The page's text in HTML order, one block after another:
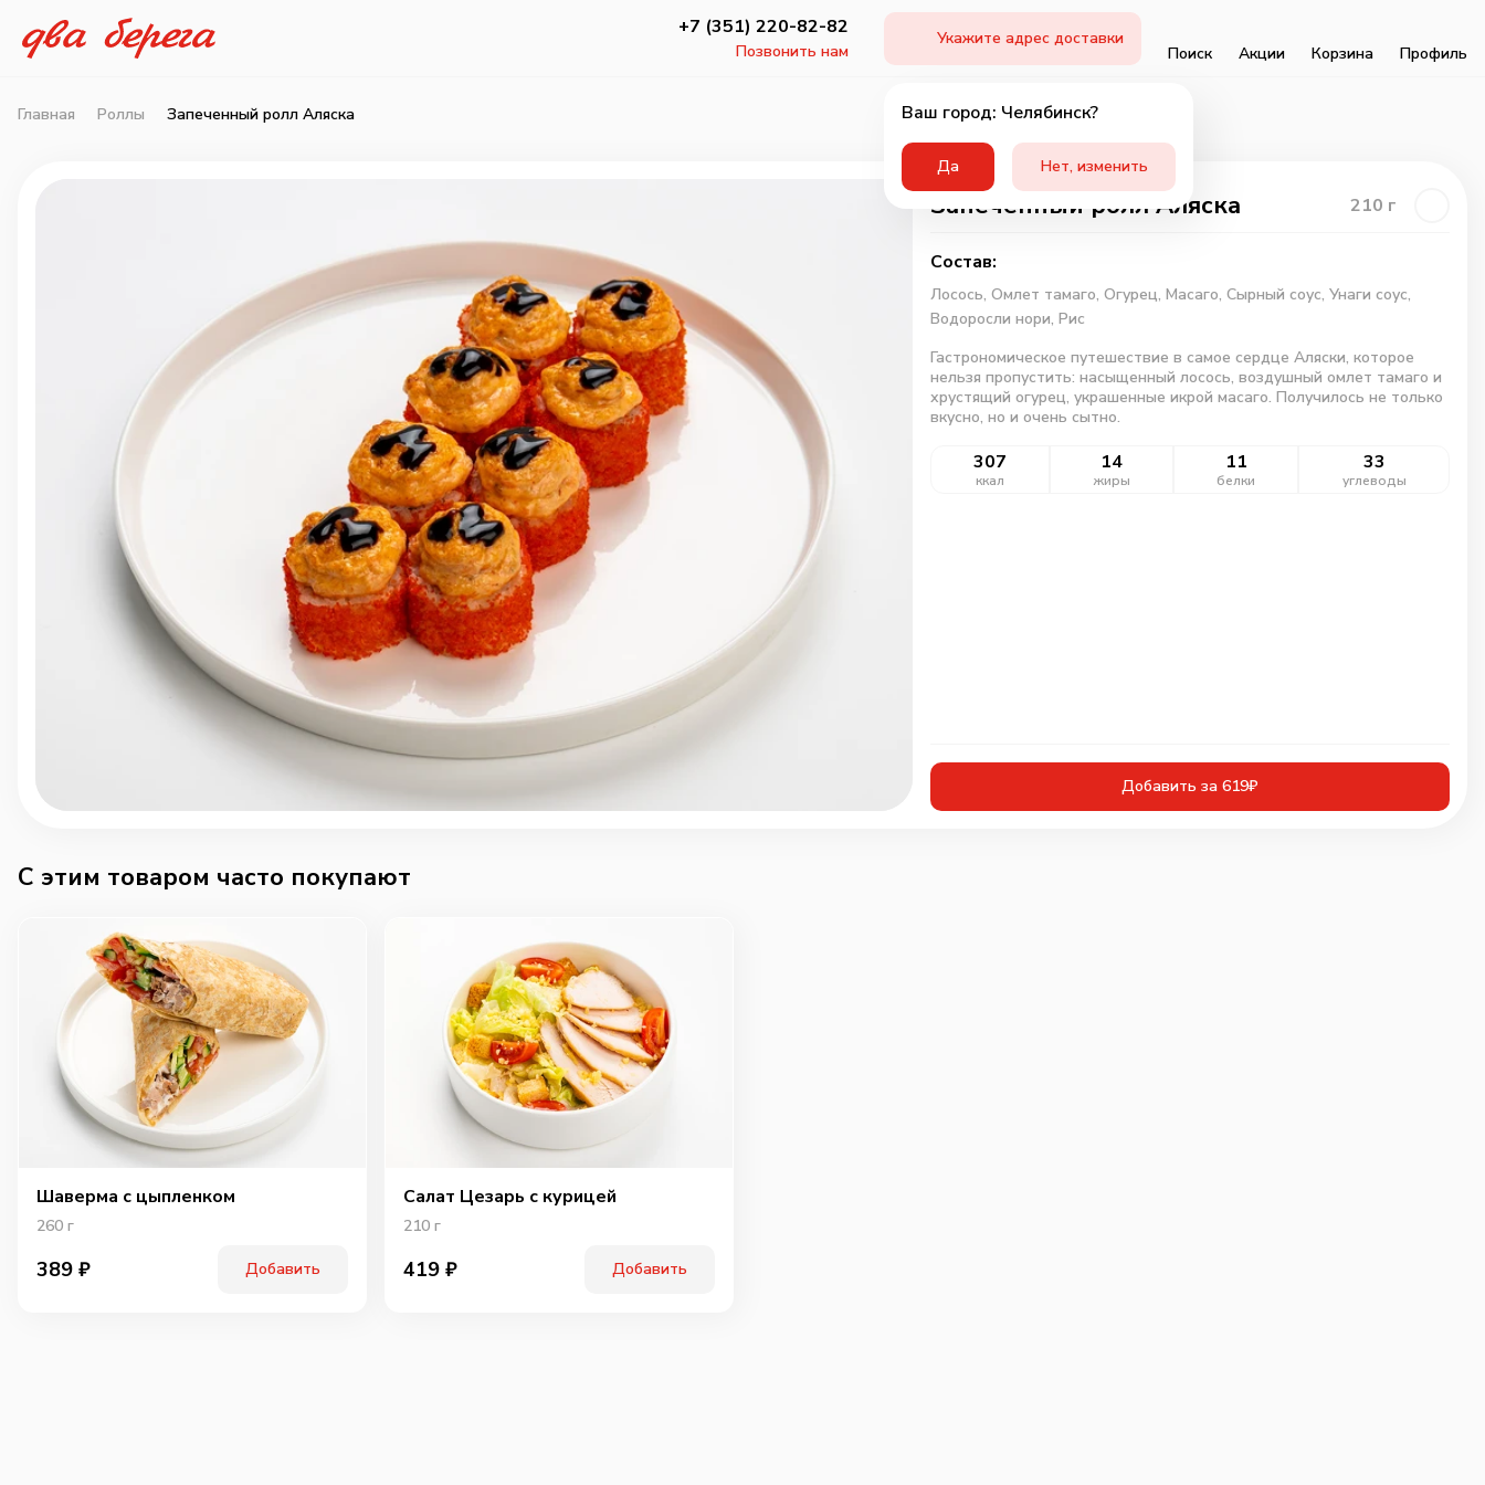
+7 (351) 220-82-82
Позвонить нам
Укажите адрес доставки
Ваш город: Челябинск?
Да Нет, изменить
Поиск Акции Корзина Профиль
Главная Роллы Запеченный ролл Аляска
Запеченный ролл Аляска 210 г
Состав:
Лосось, Омлет тамаго, Огурец, Масаго, Сырный соус, Унаги соус,
Водоросли нори, Рис
Гастрономическое путешествие в самое сердце Аляски, которое
нельзя пропустить: насыщенный лосось, воздушный омлет тамаго и
хрустящий огурец, украшенные икрой масаго. Получилось не только
вкусно, но и очень сытно.
307
ккал
14
жиры
11
белки
33
углеводы
Добавить за 619₽
C этим товаром часто покупают
Шаверма с цыпленком
260 г
389 ₽ Добавить
Салат Цезарь с курицей
210 г
419 ₽ Добавить